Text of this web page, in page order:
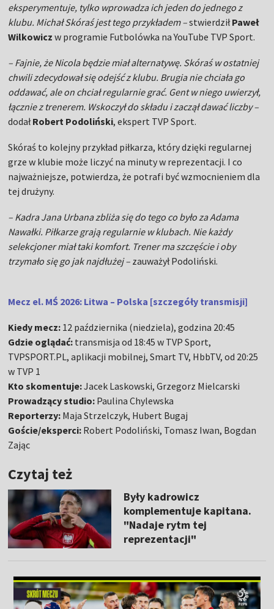
eksperymentuje, tylko wprowadza ich jeden do jednego z
klubu. Michał Skóraś jest tego przykładem –stwierdziłPaweł
Wilkowicz w programie Futbolówka na YouTube TVP Sport.
– Fajnie, że Nicola będzie miał alternatywę. Skóraś w ostatniej
chwili zdecydował się odejść z klubu. Brugia nie chciała go
oddawać, ale on chciał regularnie grać. Gent w niego uwierzył,
łącznie z trenerem. Wskoczył do składu i zaczął dawać liczby –
dodałRobert Podoliński, ekspert TVP Sport.
Skóraś to kolejny przykład piłkarza, który dzięki regularnej
grze w klubie może liczyć na minuty w reprezentacji. I co
najważniejsze, potwierdza, że potrafi być wzmocnieniem dla
tej drużyny.
– Kadra Jana Urbana zbliża się do tego co było za Adama
Nawałki. Piłkarze grają regularnie w klubach. Nie każdy
selekcjoner miał taki komfort. Trener ma szczęście i oby
trzymało się go jak najdłużej – zauważył Podoliński.
Mecz el. MŚ 2026: Litwa – Polska [szczegóły transmisji]
Kiedy mecz: 12 października (niedziela), godzina 20:45
Gdzie oglądać: transmisja od 18:45 w TVP Sport,
TVPSPORT.PL, aplikacji mobilnej, Smart TV, HbbTV, od 20:25
w TVP 1
Kto skomentuje:Jacek Laskowski, Grzegorz Mielcarski
Prowadzący studio: Paulina Chylewska
Reporterzy: Maja Strzelczyk, Hubert Bugaj
Goście/eksperci: Robert Podoliński, Tomasz Iwan, Bogdan
Zając
Czytaj też
Były kadrowicz
komplementuje kapitana.
"Nadaje rytm tej
reprezentacji"